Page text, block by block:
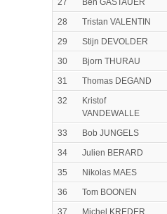
28
Tristan VALENTIN
29
Stijn DEVOLDER
30
Bjorn THURAU
31
Thomas DEGAND
32
Kristof
VANDEWALLE
33 Bob JUNGELS
34
Julien BERARD
35
Nikolas MAES
36
Tom BOONEN
37
Michel KREDER